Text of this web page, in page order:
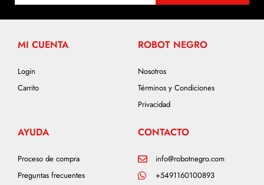
MI CUENTA
Login
Carrito
ROBOT NEGRO
Nosotros
Términos y Condiciones
Privacidad
AYUDA
Proceso de compra
Preguntas frecuentes
CONTACTO
info@robotnegro.com
+5491160100893